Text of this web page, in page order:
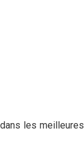
les meilleures